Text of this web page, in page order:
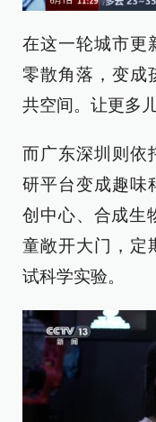
在这一轮城市更
零散角落，变成
共空间。让更多
而广东深圳则依
研平台变成趣味
创中心、合成生
童敞开大门，定
试科学实验。